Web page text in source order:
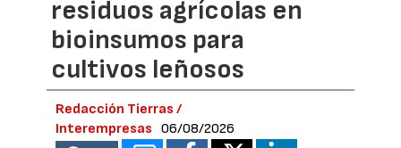
residuos agrícolas en
bioinsumos para
cultivos leñosos
Redacción Tierras /
Interempresas
06/08/2026